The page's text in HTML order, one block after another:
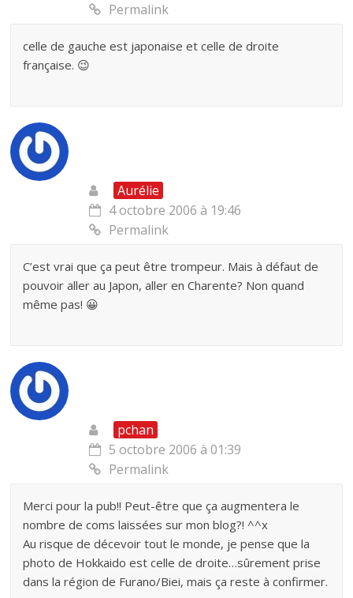
Permalink
celle de gauche est japonaise et celle de droite
française. 😉
Aurélie
4 octobre 2006 à 19:46
Permalink
C’est vrai que ça peut être trompeur. Mais à défaut de
pouvoir aller au Japon, aller en Charente? Non quand
même pas! 😀
pchan
5 octobre 2006 à 01:39
Permalink
Merci pour la pub!! Peut-être que ça augmentera le
nombre de coms laissées sur mon blog?! ^^x
Au risque de décevoir tout le monde, je pense que la
photo de Hokkaido est celle de droite…sûrement prise
dans la région de Furano/Biei, mais ça reste à confirmer.